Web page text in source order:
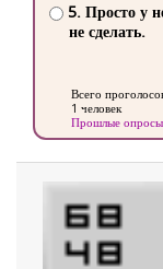
5. Просто у
не сделать.
Всего
1 человек
Прошлые опросы